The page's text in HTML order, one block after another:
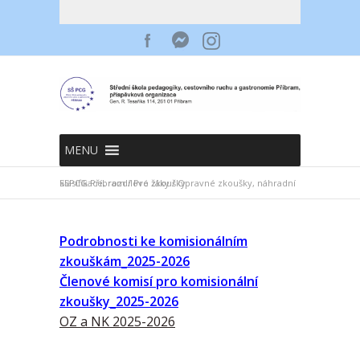
MENU
SSPCG Příbram/Pro žáky/
Opravné zkoušky, náhradní klasifikace, rozdílové zkoušky
Podrobnosti ke komisionálním
zkouškám_2025-2026
Členové komisí pro komisionální
zkoušky_2025-2026
OZ a NK 2025-2026